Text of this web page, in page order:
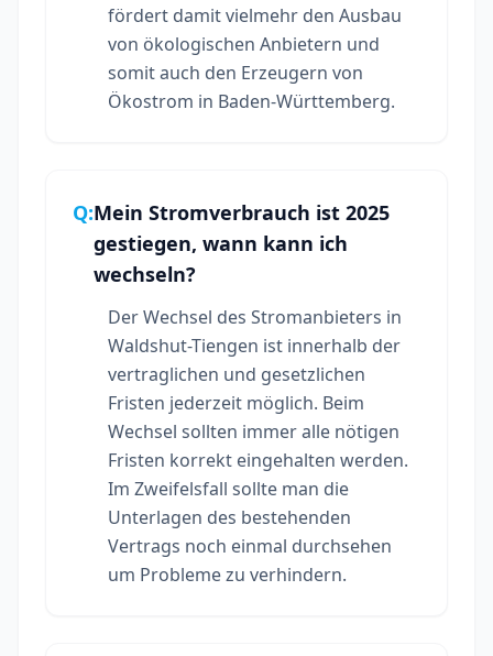
fördert damit vielmehr den Ausbau
von ökologischen Anbietern und
somit auch den Erzeugern von
Ökostrom in Baden-Württemberg.
Q:Mein Stromverbrauch ist 2025
gestiegen, wann kann ich
wechseln?
Der Wechsel des Stromanbieters in
Waldshut-Tiengen ist innerhalb der
vertraglichen und gesetzlichen
Fristen jederzeit möglich. Beim
Wechsel sollten immer alle nötigen
Fristen korrekt eingehalten werden.
Im Zweifelsfall sollte man die
Unterlagen des bestehenden
Vertrags noch einmal durchsehen
um Probleme zu verhindern.